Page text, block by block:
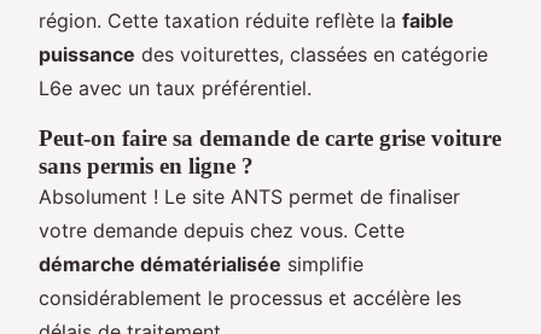
région. Cette taxation réduite reflète la faible
puissance des voiturettes, classées en catégorie
L6e avec un taux préférentiel.
Peut-on faire sa demande de carte grise voiture
sans permis en ligne ?
Absolument ! Le site ANTS permet de finaliser
votre demande depuis chez vous. Cette
démarche dématérialisée simplifie
considérablement le processus et accélère les